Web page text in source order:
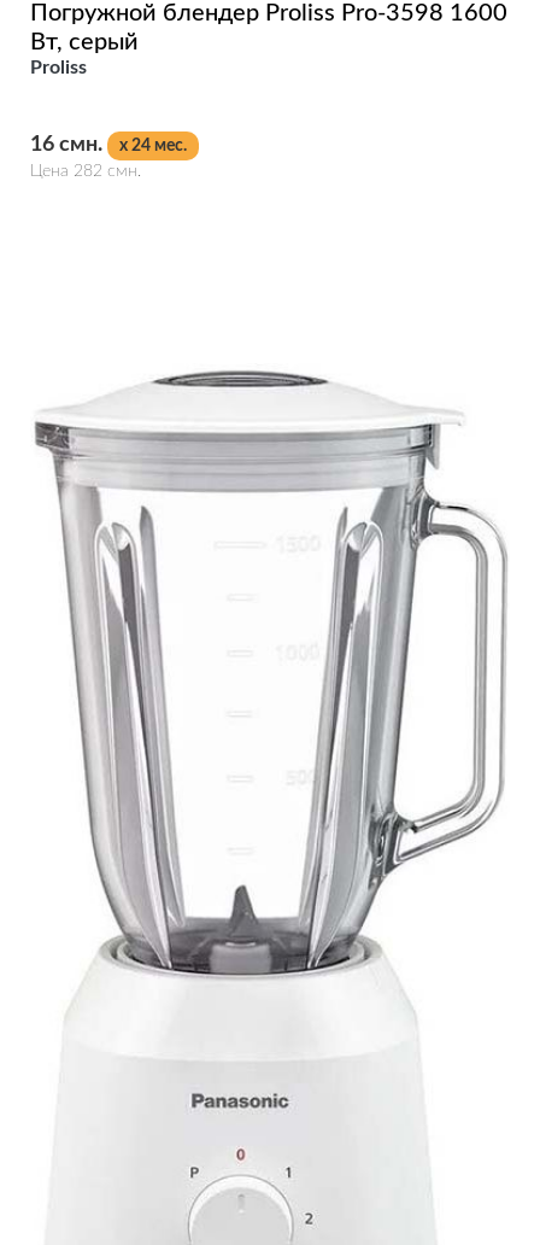
Погружной блендер Proliss Pro-3598 1600
Вт, серый
Proliss
16 смн.
x 24 мес.
Цена 282 смн.